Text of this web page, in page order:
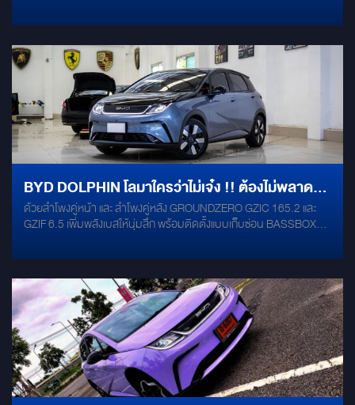
หลัง),MERCURY R62 PINK GOLD,เสียงพรีเมียม 3Ohm รายละเอียด
เสียงรบกวน ห้องโดยสารเงียบสงบระดับรถหรู ระบบมัลติมีเดีย,Android
จอตรงรุ่น (RAM 8 / ROM 256),สเปกแรงที่สุด! รองรับแอปฯ ครบ แบ่ง
หน้าจอใช้งานได้
BYD DOLPHIN โลมาใครว่าไม่เจ๋ง !! ต้องไม่พลาดคัน
นี้ ติดตั้งชุดเครื่องเสียง ด้วยชุดอัพเกรดคุณภาพสูง
จากเยอรมัน #GROUNDZERO
ด้วยลำโพงคู่หน้า และ ลำโพงคู่หลัง GROUNDZERO GZIC 165.2 และ
GZIF 6.5 เพิ่มพลังเบสให้นุ่มลึก พร้อมติดตั้งแบบเก็บซ่อน BASSBOX
เสียง ทรงพลังมากยิ่งขึ้น แอมป์ MERCURY MGR-495 เสริมโครงสร้าง
MERCURY GOLD แดมป์คุณภาพสูงจากรัสเซีย ▶ ติดตั้งเข้าช่องเดิม
ทั้งหมด ▶ ไม่กระทบระบบเดิมของตัวรถ